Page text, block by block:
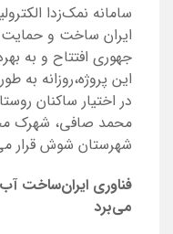
سامانه نمک‌زدا
ایران ساخت و
جهوری افتتاح و به
این پروژه،روزانه به
در اختیار ساکنان
محمد صافی، شهرک
شهرستان شوش قرار
فناوری ایران‌ساخت
می‌برد